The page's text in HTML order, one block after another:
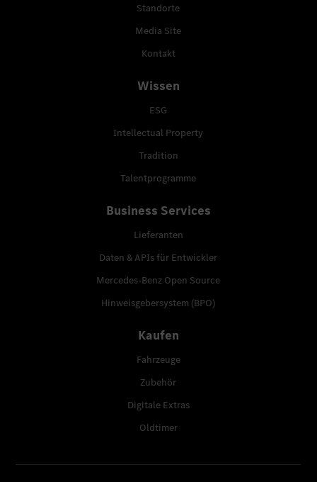
Standorte
Media Site
Kontakt
Wissen
ESG
Intellectual Property
Tradition
Talentprogramme
Business Services
Lieferanten
Daten & APIs für Entwickler
Mercedes-Benz Open Source
Hinweisgebersystem (BPO)
Kaufen
Fahrzeuge
Zubehör
Digitale Extras
Oldtimer